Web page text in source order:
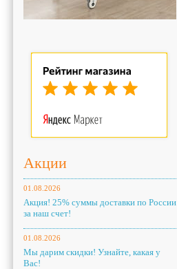
Акции
01.08.2026
Акция! 25% суммы доставки по России
за наш счет!
01.08.2026
Мы дарим скидки! Узнайте, какая у
Вас!